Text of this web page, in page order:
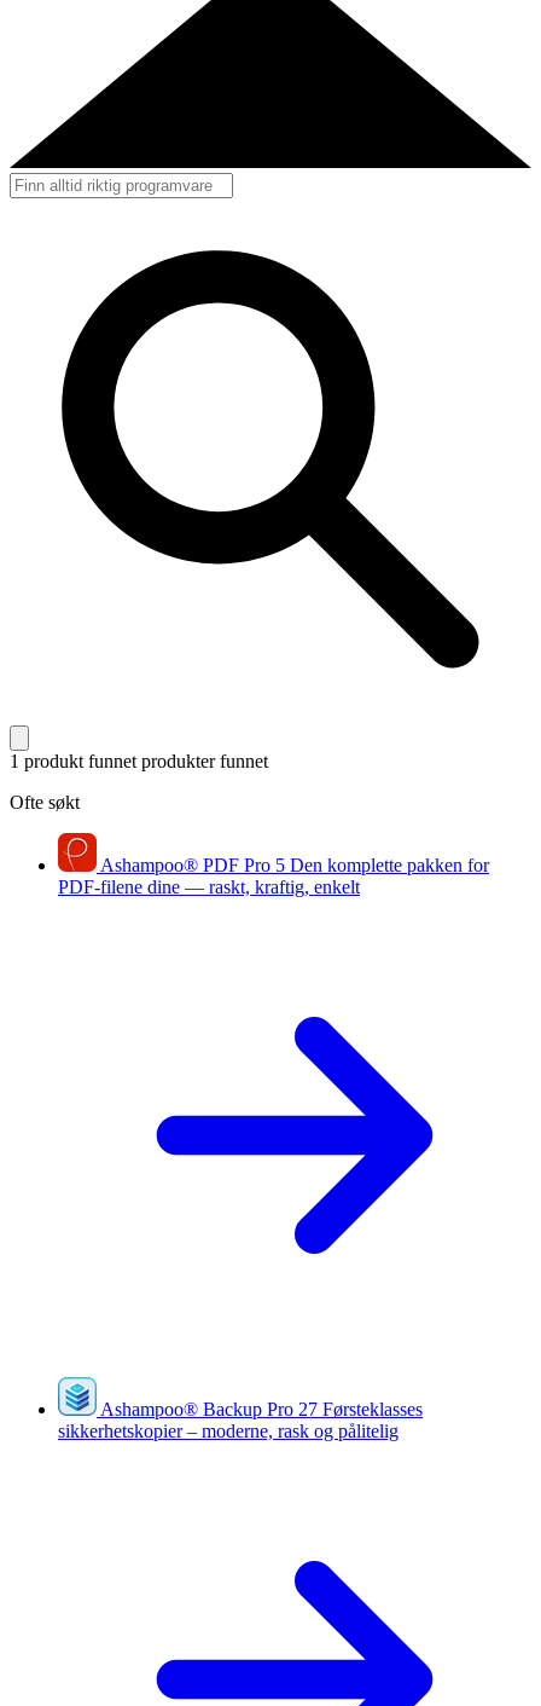
1 produkt funnet produkter funnet
Ofte søkt
Ashampoo® PDF Pro 5 Den komplette pakken for
PDF-filene dine — raskt, kraftig, enkelt
Ashampoo® Backup Pro 27 Førsteklasses
sikkerhetskopier – moderne, rask og pålitelig